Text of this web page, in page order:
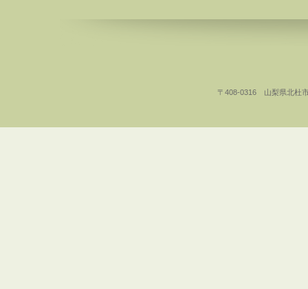
〒408-0316 山梨県北杜